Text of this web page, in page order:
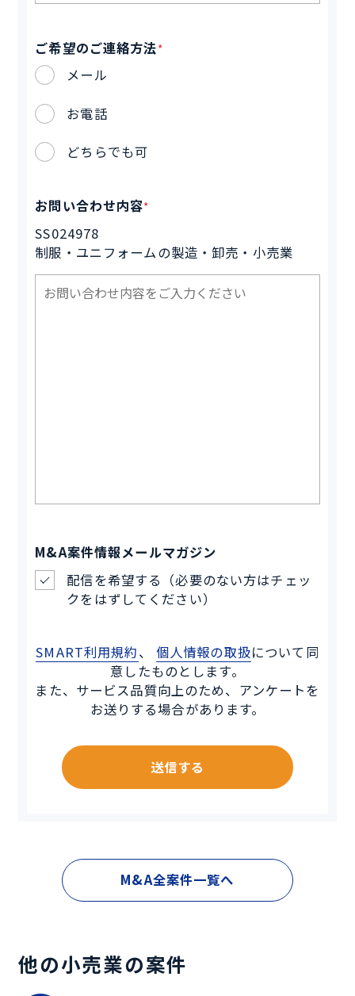
ご希望のご連絡方法*
メール
お電話
どちらでも可
お問い合わせ内容*
SS024978
制服・ユニフォームの製造・卸売・小売業
M&A案件情報メールマガジン
配信を希望する（必要のない方はチェッ
クをはずしてください）
SMART利用規約、 個人情報の取扱について同
意したものとします。
また、サービス品質向上のため、アンケートを
お送りする場合があります。
送信する
M&A全案件一覧へ
他の小売業の案件